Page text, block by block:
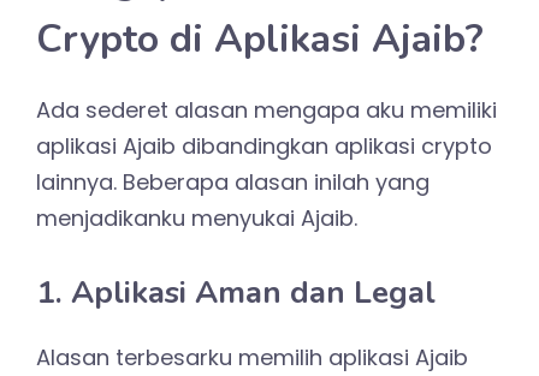
Crypto di Aplikasi Ajaib?
Ada sederet alasan mengapa aku memiliki
aplikasi Ajaib dibandingkan aplikasi crypto
lainnya. Beberapa alasan inilah yang
menjadikanku menyukai Ajaib.
1. Aplikasi Aman dan Legal
Alasan terbesarku memilih aplikasi Ajaib